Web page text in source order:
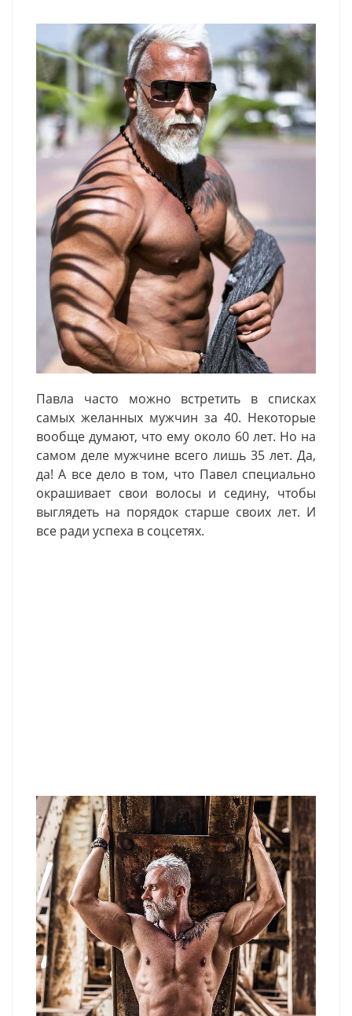
Павла часто можно встретить в списках
самых желанных мужчин за 40. Некоторые
вообще думают, что ему около 60 лет. Но на
самом деле мужчине всего лишь 35 лет. Да,
да! А все дело в том, что Павел специально
окрашивает свои волосы и седину, чтобы
выглядеть на порядок старше своих лет. И
все ради успеха в соцсетях.